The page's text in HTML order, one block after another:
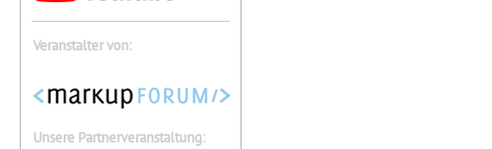
Veranstalter von:
Unsere Partnerveranstaltung: